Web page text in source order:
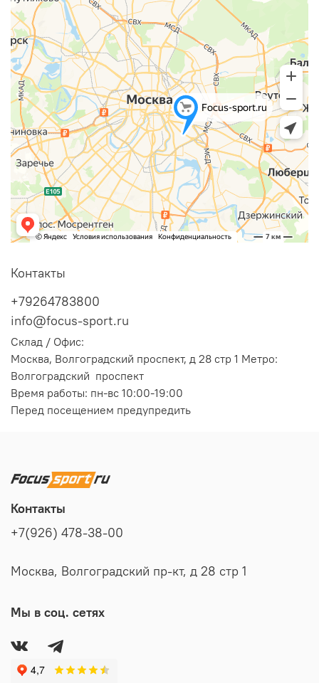
Контакты
+79264783800
info@focus-sport.ru
Склад / Офис:
Москва, Волгоградский проспект, д 28 стр 1 Метро:
Волгоградский проспект
Время работы: пн-вс 10:00-19:00
Перед посещением предупредить
Контакты
+7(926) 478-38-00
Москва, Волгоградский пр-кт, д 28 стр 1
Мы в соц. сетях